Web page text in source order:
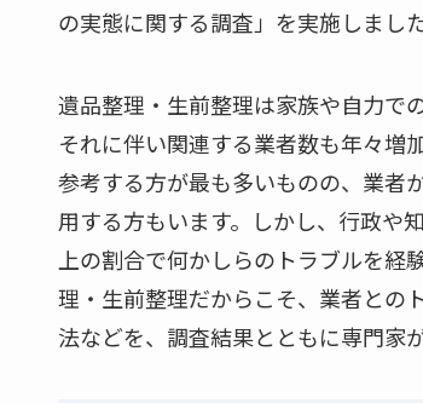
の実態に関する調査」を実施しました
遺品整理・生前整理は家族や自力で
それに伴い関連する業者数も年々増
参考する方が最も多いものの、業者
用する方もいます。しかし、行政や
上の割合で何かしらのトラブルを
理・生前整理だからこそ、業者との
法などを、調査結果とともに専門家